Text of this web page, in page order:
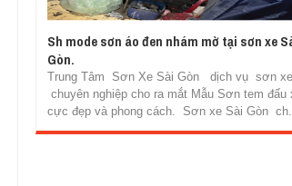
Sh mode sơn áo đen nhám mờ tại sơn xe
Gòn.
Trung Tâm Sơn Xe Sài Gòn dịch vụ sơn
chuyên nghiệp cho ra mắt Mẫu Sơn tem đấu
cực đẹp và phong cách. Sơn xe Sài Gòn ch...